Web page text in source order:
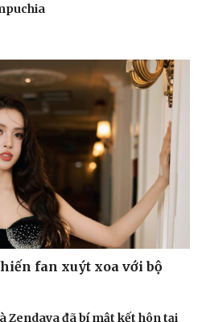
fan xuýt xoa với bộ
Zendaya đã bí mật kết hôn tại